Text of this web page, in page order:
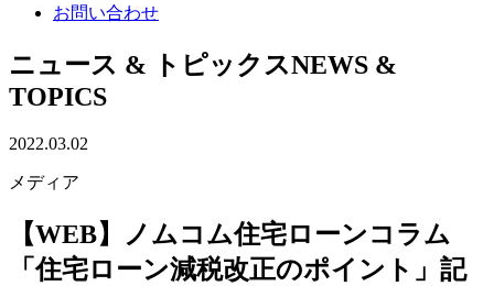
お問い合わせ
ニュース & トピックスNEWS &
TOPICS
2022.03.02
メディア
【WEB】ノムコム住宅ローンコラム
「住宅ローン減税改正のポイント」記